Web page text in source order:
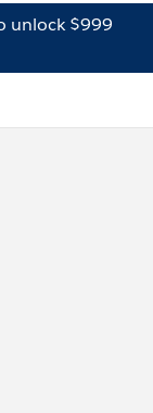
unlock $999